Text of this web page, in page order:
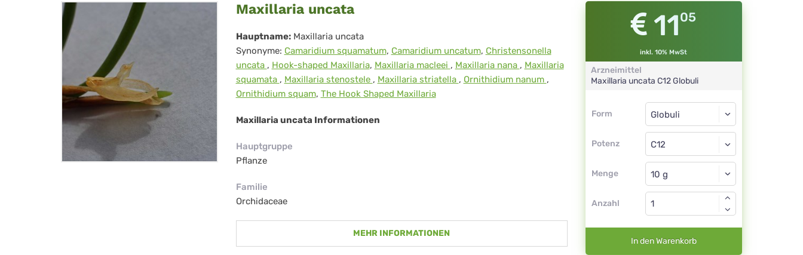
Maxillaria
uncata
Maxillaria uncata
Hauptname: Maxillaria uncata
Synonyme: Camaridium squamatum, Camaridium uncatum, Christensonella
uncata , Hook-shaped Maxillaria, Maxillaria macleei , Maxillaria nana , Maxillaria
squamata , Maxillaria stenostele , Maxillaria striatella , Ornithidium nanum ,
Ornithidium squam, The Hook Shaped Maxillaria
Maxillaria uncata Informationen
Hauptgruppe
Pflanze
Familie
Orchidaceae
MEHR INFORMATIONEN
1105
inkl. 10% MwSt
Arzneimittel
Maxillaria uncata C12 Globuli
Form
Form
Potenz
Globuli
C12
Menge
Globuli
Anzahl
In den Warenkorb